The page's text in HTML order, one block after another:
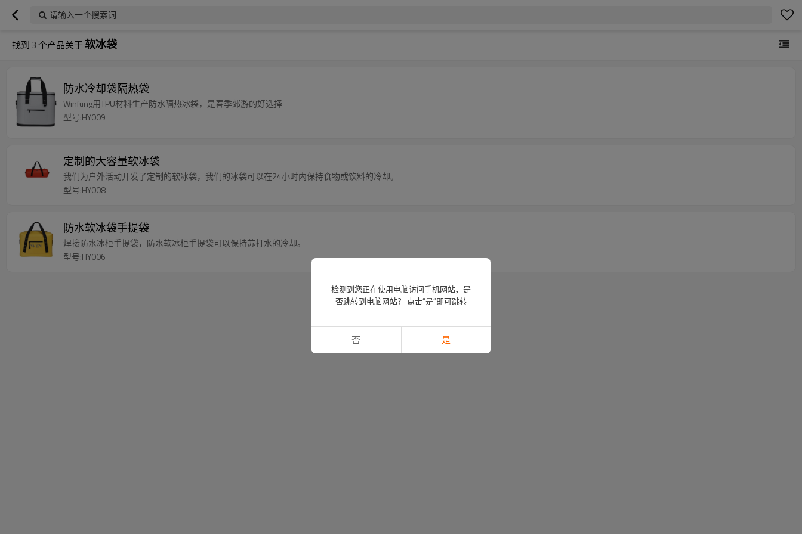
请输入一个搜索词
找到3个产品关于软冰袋
防水冷却袋隔热袋
Winfung用TPU材料生产防水隔热冰袋，是春季郊游的好选择
型号:HY009
定制的大容量软冰袋
我们为户外活动开发了定制的软冰袋，我们的冰袋可以在24小时内保持食物或饮料的冷却。
型号:HY008
防水软冰袋手提袋
焊接防水冰柜手提袋，防水软冰柜手提袋可以保持苏打水的冷却。
型号:HY006
检测到您正在使用电脑访问手机网站，是
否跳转到电脑网站？ 点击“是”即可跳转
否 是